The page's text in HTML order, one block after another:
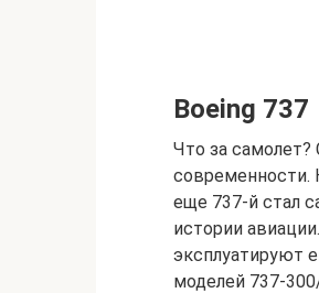
Boeing 737
Что за самолет?
современности.
еще 737-й стал
истории
эксплуатируют
моделей 737-